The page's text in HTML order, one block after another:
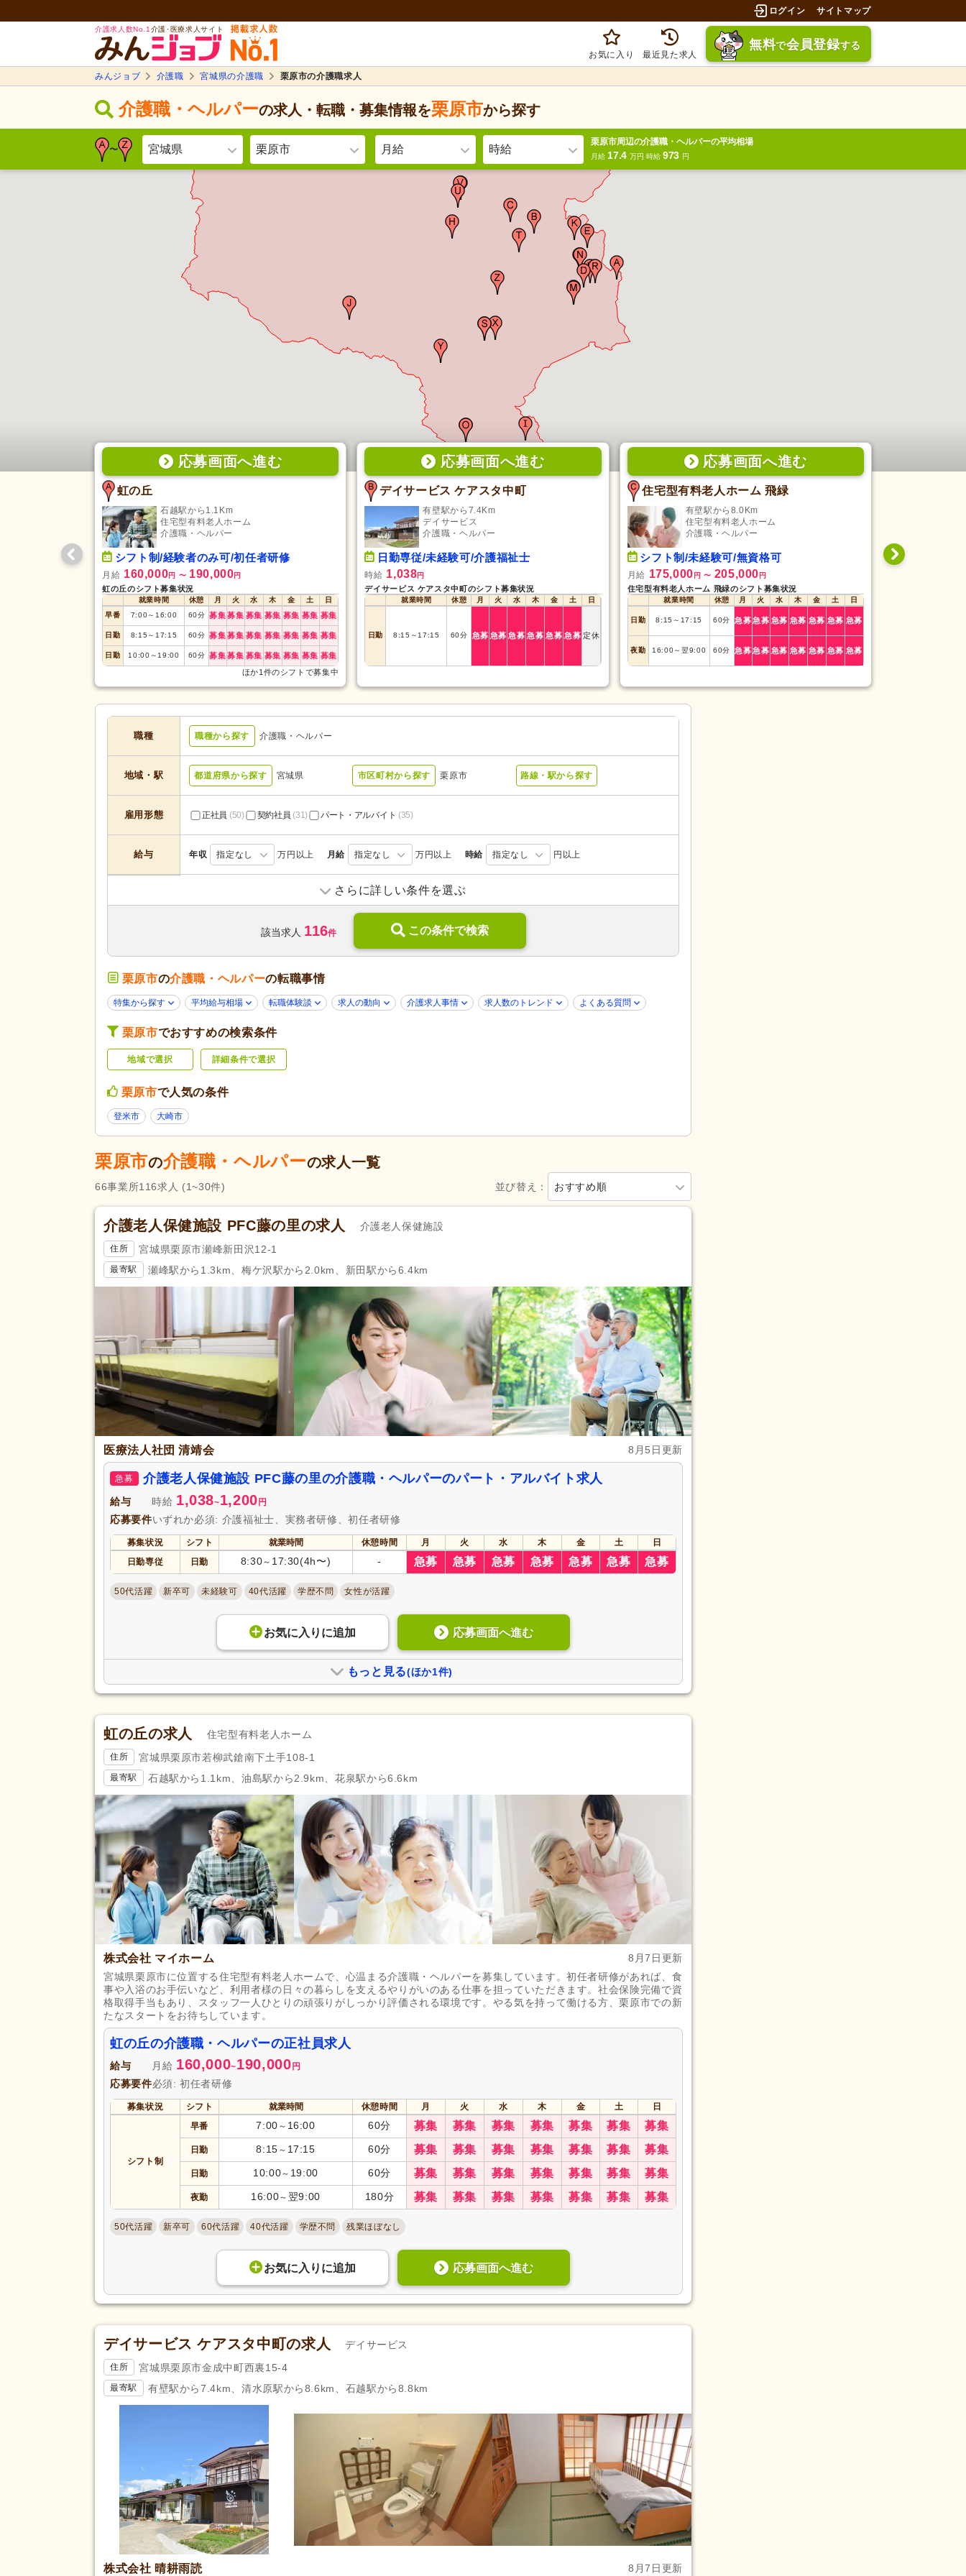
ログイン サイトマップ
介護求人数No.1 介護･医療求人サイト
お気に入り 最近見た求人
無料で会員登録する
みんジョブ 介護職 宮城県の介護職 栗原市の介護職求人
介護職・ヘルパーの求人・転職・募集情報を栗原市から探す
〜 宮城県 栗原市 月給 時給
栗原市周辺の介護職・ヘルパーの平均相場
月給 17.4万円 時給 973 円
応募画面へ進む
虹の丘
石越駅から1.1Km
住宅型有料老人ホーム
介護職・ヘルパー
シフト制/経験者のみ可/初任者研修
月給 160,000円 〜 190,000円
虹の丘のシフト募集状況
就業時間 休憩 月 火 水 木 金 土
日
早番
7:00～ 16:00 60分 募集募集 募集 募集 募集 募集 募集
日勤 8:15 ～ 17:15 60分 募集募集 募集 募集 募集 募集 募集
日勤 10:00 ～ 19:00 60分 募集募集 募集 募集 募集 募集 募集
ほか1件のシフトで募集中
応募画面へ進む
デイサービス ケアスタ中町
有壁駅から7.4Km
デイサービス
介護職・ヘルパー
日勤専従/未経験可/介護福祉士
時給 1,038円
デイサービス ケアスタ中町のシフト募集状況
就業時間 休憩 月 火 水 木 金 土 日
日勤 8:15 ～ 17:15 60分 急募 急募 急募 急募 急募 急募 定休
応募画面へ進む
住宅型有料老人ホーム 飛緑
有壁駅から8.0Km
住宅型有料老人ホーム
介護職・ヘルパー
シフト制/未経験可/無資格可
月給 175,000 円 〜 205,000 円
住宅型有料老人ホーム 飛緑のシフト募集状況
就業時間 休憩 月 火 水 木 金 土 日
日勤 8:15 ～ 17:15 60分 急募急募 急募 急募 急募 急募 急募
夜勤 16:00～ 翌9:00 60分 急募急募 急募 急募 急募 急募 急募
日勤専従/未
職種 職種から探す 介護職・ヘルパー
地域・駅 都道府県から探す 宮城県 市区町村から探す 栗原市 路線・駅から探す
雇用形態 正社員 (50) 契約社員 (31) パート・アルバイト (35)
給与 年収 指定なし 万円以上 月給 指定なし 万円以上 時給 指定なし 円以上
訪問介護 (11)
デイサービス(20) デイケア(3) ショートステイ(2)
住宅型有料老人ホーム(26) サービス付き高齢者向け住宅(6)
介護老人保健施設(7)
病院
だわり
未経験可(81) 無資格可(38) ブランク可(96)
新卒可 (95)
50代活躍(96)
勤務形態
夜勤のみ可
時短勤務相談可 週1日から可 週2日から可(5)
週3日から可 シフト相談可 (92)
応募資格
自動車免許(69)
休日・休暇
週休2日 4週8休(6)
日曜休み(8) 年間休日110日以上(9)
年間休日120日以上(5) 産休あり (91) 育休あり(104)
看護休暇(37) 夏季休暇 (3)
冬季休暇(1) 年末年始休暇
給与・手当
福利厚生
賞与あり (71) 社会保険完備(108) 研修制度あり(96)
セミナー参加費補助 企業年金(3) 昇給あり(99)
復職支援あり
住宅手当(10) 資格取得支援あり (27) 通勤手当 (94)
夜勤手当(56) 寮・社宅あり
資格手当(25) 扶養控除内考慮あり(10) 扶養手当(13)
再雇用制度あり 正社員登用あり(37) 日払い・週払い可 (2)
副業可(14)
駅近(4) 自動車通勤可
バイク通勤可(20)
さらに詳しい条件を選ぶ
該当求人 116件 この条件で検索
栗原市の介護職・ヘルパーの転職事情
特集から探す 平均給与相場 転職体験談 求人の動向 介護求人事情 求人数のトレンド よくある質問
栗原市でおすすめの検索条件
地域で選択 詳細条件で選択
栗原市で人気の条件
登米市 大崎市
栗原市の介護職・ヘルパーの求人一覧
並び替え： おすすめ順
66事業所116求人 (1~30件)
介護老人保健施設 PFC藤の里の求人 介護老人保健施設
住所 宮城県栗原市瀬峰新田沢12-1
最寄駅 瀬峰駅から1.3km、梅ケ沢駅から2.0km、新田駅から6.4km
医療法人社団 清靖会 8月5日更新
急募 介護老人保健施設 PFC藤の里の介護職・ヘルパーのパート・アルバイト求人
給与 時給 1,038~1,200 円
応募要件いずれか必須: 介護福祉士、実務者研修、初任者研修
募集状況 シフト 就業時間 休憩時間 月 火 水 木 金 土
日
日勤専従
日勤 8:30～ 17:30(4h〜) - 急募 急募 急募 急募 急募 急募 急募
50代活躍 新卒可 未経験可 40代活躍 学歴不問 女性が活躍
お気に入り に追加 応募画面へ進む
もっと見る(ほか1件)
虹の丘の求人 住宅型有料老人ホーム
住所 宮城県栗原市若柳武鎗南下土手108-1
最寄駅 石越駅から1.1km、油島駅から2.9km、花泉駅から6.6km
株式会社 マイホーム
8月7日更新
宮城県栗原市に位置する住宅型有料老人ホームで、心温まる介護職・ヘルパーを募集しています。初任者研修があれば、食
事や入浴のお手伝いなど、利用者様の日々の暮らしを支えるやりがいのある仕事を担っていただきます。社会保険完備で資
格取得手当もあり、スタッフ一人ひとりの頑張りがしっかり評価される環境です。やる気を持って働ける方、栗原市での新
たなスタートをお待ちしています。
虹の丘の介護職・ヘルパーの正社員求人
給与 月給 160,000~190,000 円
応募要件必須: 初任者研修
募集状況 シフト 就業時間 休憩時間 月 火 水 木 金 土 日
シフト制
早番 7:00 ～ 16:00 60分 募集 募集 募集 募集 募集 募集 募集
日勤 8:15 ～ 17:15 60分 募集 募集 募集 募集 募集 募集 募集
日勤 10:00～ 19:00 60分 募集 募集 募集 募集 募集 募集 募集
夜勤 16:00～ 翌9:00 180分 募集 募集 募集 募集 募集 募集 募集
50代活躍 新卒可 60代活躍 40代活躍 学歴不問 残業ほぼなし
お気に入り に追加 応募画面へ進む
デイサービス ケアスタ中町の求人 デイサービス
住所 宮城県栗原市金成中町西裏15-4
最寄駅 有壁駅から7.4km、清水原駅から8.6km、石越駅から8.8km
株式会社 晴耕雨読 8月7日更新